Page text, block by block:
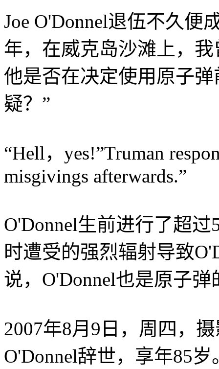
Joe O'Donnel退伍不久便
年，在威克岛沙滩上，
他是否在决定使用原子
疑？”
“Hell，yes!”Truman
misgivings afterwards.”
O'Donnel生前进行了超
时遭受的强烈辐射导致
说，O'Donnel也是原子
2007年8月9日，周四，
O'Donnel辞世，享年85岁